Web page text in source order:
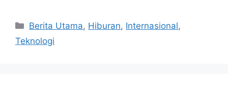
C
Berita Utama, Hiburan, Internasional,
Teknologi